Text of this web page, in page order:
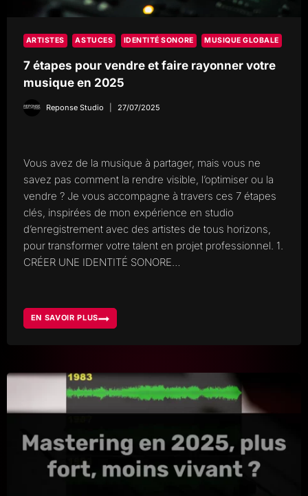
ARTISTES ASTUCES IDENTITÉ SONORE MUSIQUE GLOBALE
7 étapes pour vendre et faire rayonner votre
musique en 2025
Reponse Studio 27/07/2025
Vous avez de la musique à partager, mais vous ne
savez pas comment la rendre visible, l’optimiser ou la
vendre ? Je vous accompagne à travers ces 7 étapes
clés, inspirées de mon expérience en studio
d’enregistrement avec des artistes de tous horizons,
pour transformer votre talent en projet professionnel. 1.
CRÉER UNE IDENTITÉ SONORE…
EN SAVOIR PLUS
7
ÉTAPES
VOTRE
MUSIQUE